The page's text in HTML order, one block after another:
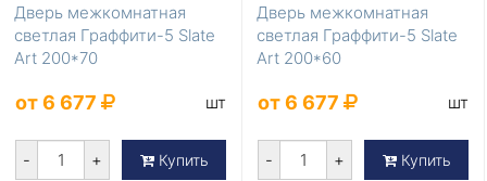
Дверь межкомнатная
светлая Граффити-5 Slate
Art 200*70
от 6 677 шт
- + Купить
Дверь межкомнатная
светлая Граффити-5 Slate
Art 200*60
от 6 677 шт
- + Купить